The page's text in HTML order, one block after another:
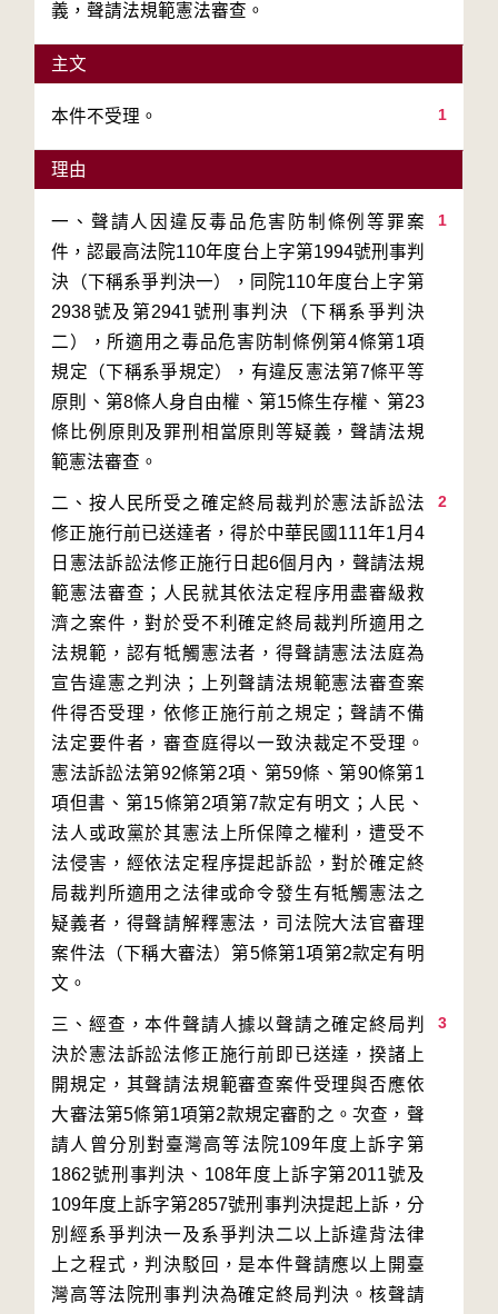
義，聲請法規範憲法審查。
主文
1
本件不受理。
理由
1
一、聲請人因違反毒品危害防制條例等罪案
件，認最高法院110年度台上字第1994號刑事判
決（下稱系爭判決一），同院110年度台上字第
2938號及第2941號刑事判決（下稱系爭判決
二），所適用之毒品危害防制條例第4條第1項
規定（下稱系爭規定），有違反憲法第7條平等
原則、第8條人身自由權、第15條生存權、第23
條比例原則及罪刑相當原則等疑義，聲請法規
2
二、按人民所受之確定終局裁判於憲法訴訟法
修正施行前已送達者，得於中華民國111年1月4
日憲法訴訟法修正施行日起6個月內，聲請法規
範憲法審查；人民就其依法定程序用盡審級救
濟之案件，對於受不利確定終局裁判所適用之
法規範，認有牴觸憲法者，得聲請憲法法庭為
宣告違憲之判決；上列聲請法規範憲法審查案
件得否受理，依修正施行前之規定；聲請不備
法定要件者，審查庭得以一致決裁定不受理。
憲法訴訟法第92條第2項、第59條、第90條第1
項但書、第15條第2項第7款定有明文；人民、
法人或政黨於其憲法上所保障之權利，遭受不
法侵害，經依法定程序提起訴訟，對於確定終
局裁判所適用之法律或命令發生有牴觸憲法之
疑義者，得聲請解釋憲法，司法院大法官審理
案件法（下稱大審法）第5條第1項第2款定有明
3
三、經查，本件聲請人據以聲請之確定終局判
決於憲法訴訟法修正施行前即已送達，揆諸上
開規定，其聲請法規範審查案件受理與否應依
大審法第5條第1項第2款規定審酌之。次查，聲
請人曾分別對臺灣高等法院109年度上訴字第
1862號刑事判決、108年度上訴字第2011號及
109年度上訴字第2857號刑事判決提起上訴，分
別經系爭判決一及系爭判決二以上訴違背法律
上之程式，判決駁回，是本件聲請應以上開臺
灣高等法院刑事判決為確定終局判決。核聲請